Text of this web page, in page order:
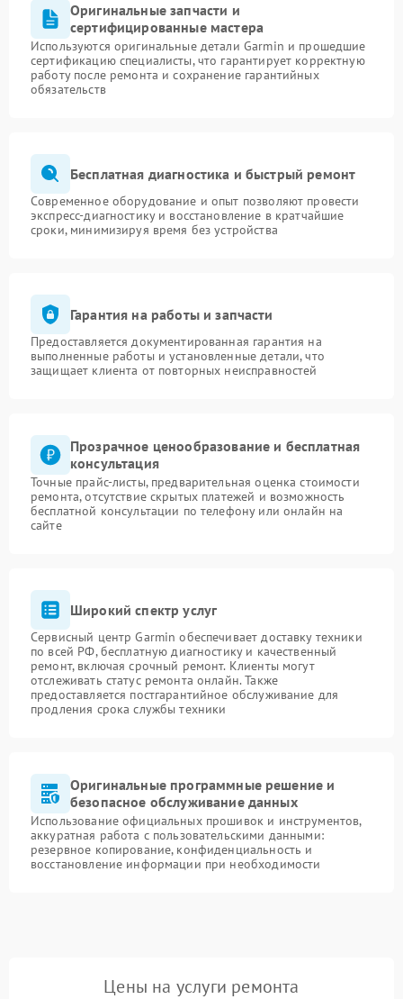
Оригинальные запчасти и
сертифицированные мастера
Используются оригинальные детали Garmin и прошедшие
сертификацию специалисты, что гарантирует корректную
работу после ремонта и сохранение гарантийных
обязательств
Бесплатная диагностика и быстрый ремонт
Современное оборудование и опыт позволяют провести
экспресс-диагностику и восстановление в кратчайшие
сроки, минимизируя время без устройства
Гарантия на работы и запчасти
Предоставляется документированная гарантия на
выполненные работы и установленные детали, что
защищает клиента от повторных неисправностей
Прозрачное ценообразование и бесплатная
консультация
Точные прайс-листы, предварительная оценка стоимости
ремонта, отсутствие скрытых платежей и возможность
бесплатной консультации по телефону или онлайн на
сайте
Широкий спектр услуг
Сервисный центр Garmin обеспечивает доставку техники
по всей РФ, бесплатную диагностику и качественный
ремонт, включая срочный ремонт. Клиенты могут
отслеживать статус ремонта онлайн. Также
предоставляется постгарантийное обслуживание для
продления срока службы техники
Оригинальные программные решение и
безопасное обслуживание данных
Использование официальных прошивок и инструментов,
аккуратная работа с пользовательскими данными:
резервное копирование, конфиденциальность и
восстановление информации при необходимости
Цены на услуги ремонта